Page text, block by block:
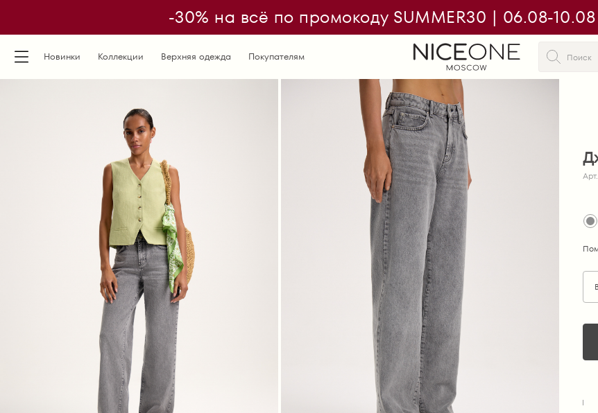
-30% на всё по промокоду SUMMER30 | 06.08-
Новинки Коллекции Верхняя одежда Покупателям